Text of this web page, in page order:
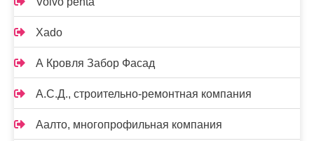
Xado
А Кровля Забор Фасад
А.С.Д., строительно-ремонтная компания
Аалто, многопрофильная компания